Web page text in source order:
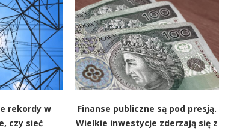
rekordy w
czy sieć
Finanse publiczne są pod presją.
Wielkie inwestycje zderzają się z